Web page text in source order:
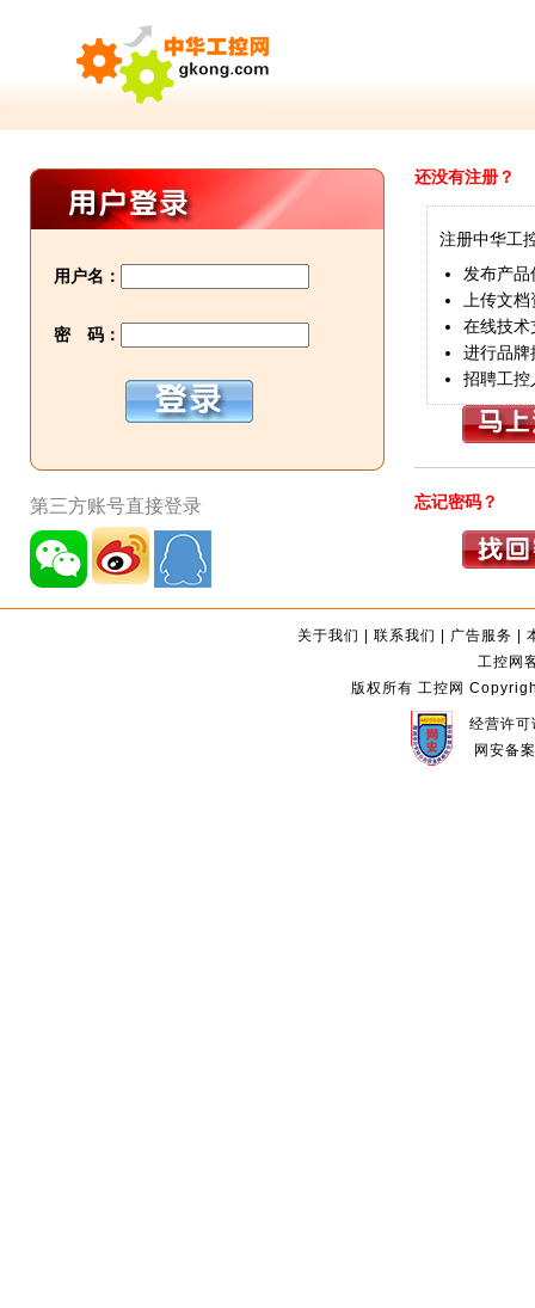
用户名：
密 码：
第三方账号直接登录
还没有注册？
注册中华工
发布产品
上传文档
在线技术
进行品牌
招聘工控
忘记密码？
关于我们 |联系我们 | 广告服务 |
工控网
版权所有 工控网
经营许
网安备